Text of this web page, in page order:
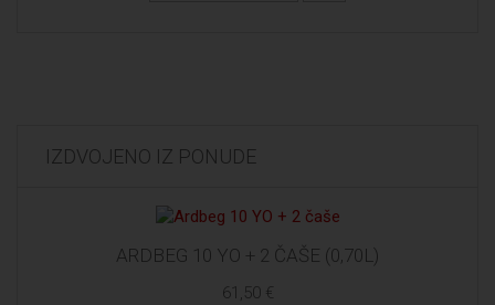
IZDVOJENO IZ PONUDE
ARDBEG 10 YO + 2 ČAŠE (0,70L)
61,50 €